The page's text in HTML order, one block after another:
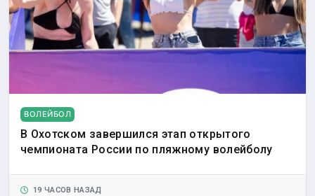
ВОЛЕЙБОЛ
В Охотском завершился этап открытого
чемпионата России по пляжному волейболу
19 ЧАСОВ НАЗАД